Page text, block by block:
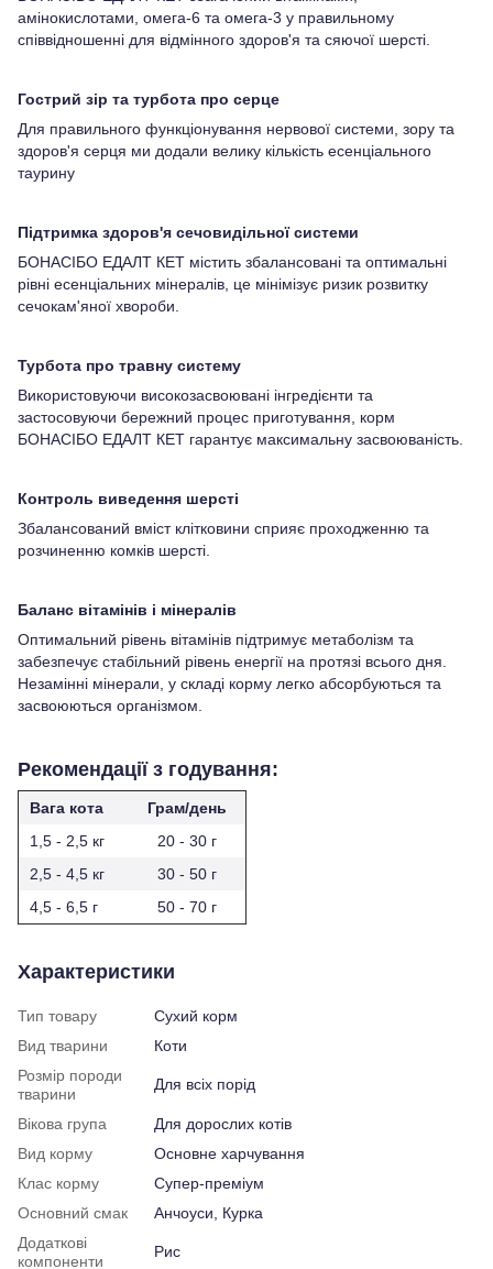
амінокислотами, омега-6 та омега-3 у правильному
співвідношенні для відмінного здоров'я та сяючої шерсті.
Гострий зір та турбота про серце
Для правильного функціонування нервової системи, зору та
здоров'я серця ми додали велику кількість есенціального
таурину
Підтримка здоров'я сечовидільної системи
БОНАСІБО ЕДАЛТ КЕТ містить збалансовані та оптимальні
рівні есенціальних мінералів, це мінімізує ризик розвитку
сечокам'яної хвороби.
Турбота про травну систему
Використовуючи високозасвоювані інгредієнти та
застосовуючи бережний процес приготування, корм
БОНАСІБО ЕДАЛТ КЕТ гарантує максимальну засвоюваність.
Контроль виведення шерсті
Збалансований вміст клітковини сприяє проходженню та
розчиненню комків шерсті.
Баланс вітамінів і мінералів
Оптимальний рівень вітамінів підтримує метаболізм та
забезпечує стабільний рівень енергії на протязі всього дня.
Незамінні мінерали, у складі корму легко абсорбуються та
засвоюються організмом.
Рекомендації з годування:
Вага кота
Грам/день
1,5 - 2,5 кг
20 - 30 г
2,5 - 4,5 кг
30 - 50 г
4,5 - 6,5 г
50 - 70 г
Характеристики
Тип товару
Сухий корм
Вид тварини
Коти
Розмір породи
тварини
Для всіх порід
Вікова група
Для дорослих котів
Вид корму
Основне харчування
Клас корму
Супер-преміум
Основний смак
Анчоуси, Курка
Додаткові
компоненти
Рис